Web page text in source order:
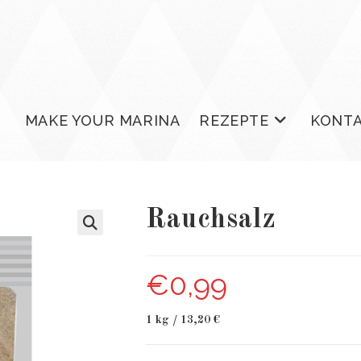
MAKE YOUR MARINA REZEPTE
Rauchsalz
€0,99
1 kg / 13,20 €